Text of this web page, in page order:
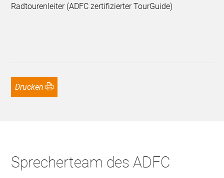
Radtourenleiter (ADFC zertifizierter TourGuide)
Drucken
Sprecherteam des ADFC